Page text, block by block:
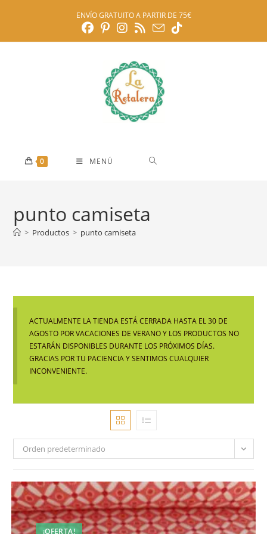
ENVÍO GRATUITO A PARTIR DE 75€
0 MENÚ
punto camiseta
> Productos > punto camiseta
ACTUALMENTE LA TIENDA ESTÁ CERRADA HASTA EL 30 DE
AGOSTO POR VACACIONES DE VERANO Y LOS PRODUCTOS NO
ESTARÁN DISPONIBLES DURANTE LOS PRÓXIMOS DÍAS.
GRACIAS POR TU PACIENCIA Y SENTIMOS CUALQUIER
INCONVENIENTE.
Orden predeterminado
¡OFERTA!